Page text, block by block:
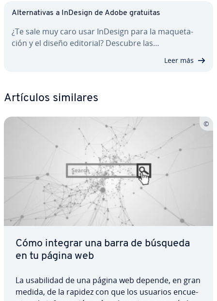
Al­te­r­na­ti­vas a InDesign de Adobe gratuitas
¿Te sale muy caro usar InDesign para la ma­que­ta­
ción y el diseño editorial? Descubre las…
Leer más
Artículos similares
Cómo integrar una barra de búsqueda
en tu página web
La usa­bi­li­dad de una página web depende, en gran
medida, de la rapidez con que los usuarios en­cue­